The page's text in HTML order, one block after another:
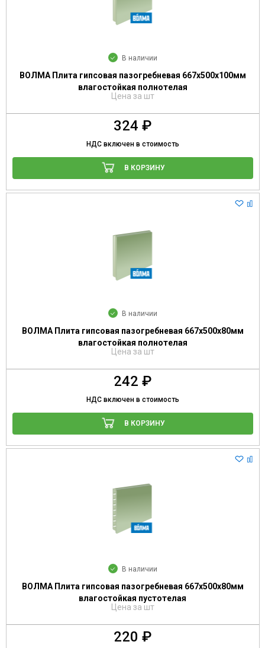
В наличии
ВОЛМА Плита гипсовая пазогребневая 667х500х100мм
влагостойкая полнотелая
Цена за шт
324 ₽
НДС включен в стоимость
В КОРЗИНУ
В наличии
ВОЛМА Плита гипсовая пазогребневая 667х500х80мм
влагостойкая полнотелая
Цена за шт
242 ₽
НДС включен в стоимость
В КОРЗИНУ
В наличии
ВОЛМА Плита гипсовая пазогребневая 667х500х80мм
влагостойкая пустотелая
Цена за шт
220 ₽